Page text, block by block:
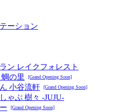
ーション
ン レイクフォレスト
の里
[Grand Opening Soon]
小谷流軒 [Grand Opening Soon]
ゃぶ 樹々 -JUJU-
[Grand Opening Soon]